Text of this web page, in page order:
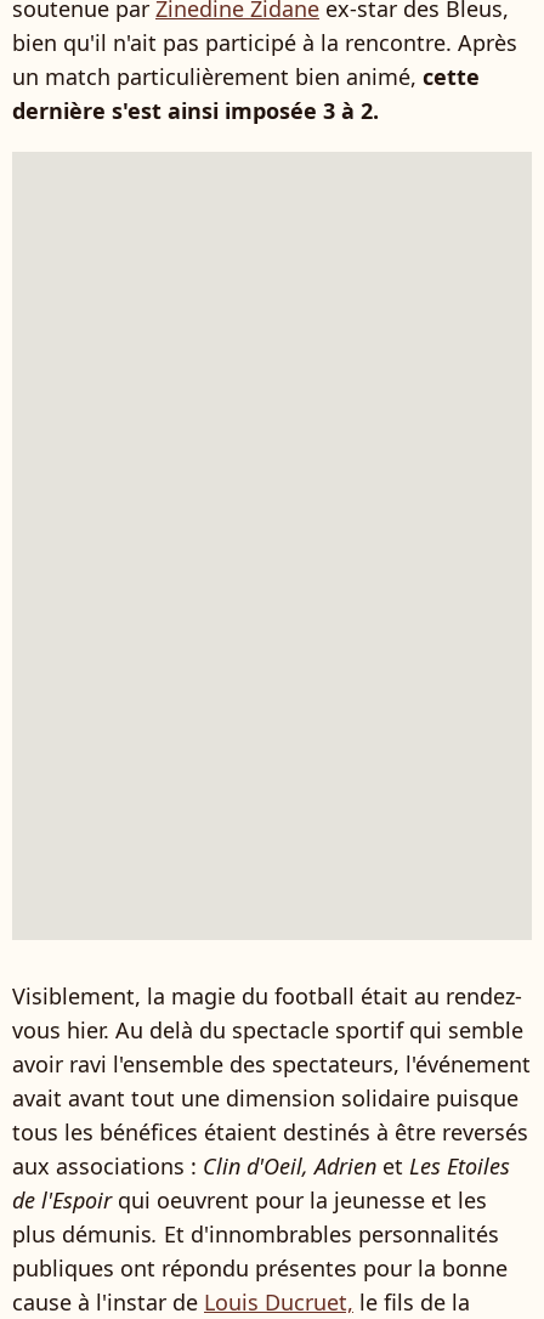
soutenue par Zinedine Zidane ex-star des Bleus,
bien qu'il n'ait pas participé à la rencontre. Après
un match particulièrement bien animé, cette
dernière s'est ainsi imposée 3 à 2.
Visiblement, la magie du football était au rendez-
vous hier. Au delà du spectacle sportif qui semble
avoir ravi l'ensemble des spectateurs, l'événement
avait avant tout une dimension solidaire puisque
tous les bénéfices étaient destinés à être reversés
aux associations : Clin d'Oeil, Adrien et Les Etoiles
de l'Espoir qui oeuvrent pour la jeunesse et les
plus démunis. Et d'innombrables personnalités
publiques ont répondu présentes pour la bonne
cause à l'instar de Louis Ducruet, le fils de la